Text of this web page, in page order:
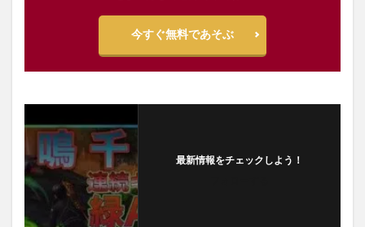
今すぐ無料であそぶ
最新情報をチェックしよう！